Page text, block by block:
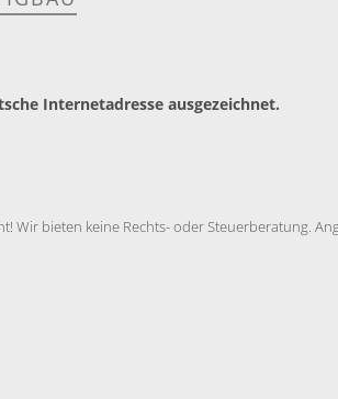
Internetadresse ausgezeichnet.
Wir bieten keine Rechts- oder Steuerberatung.